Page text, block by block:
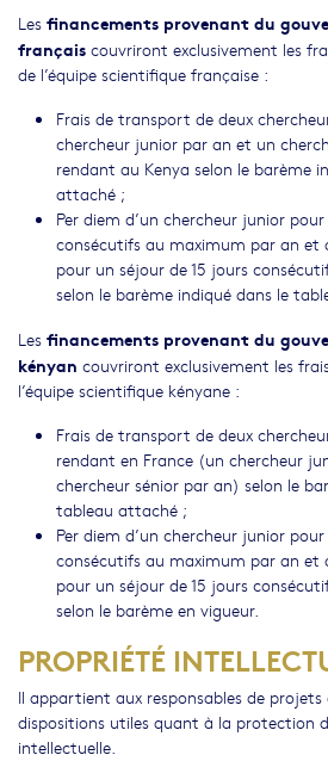
Les financements provenant du
français couvriront exclusivement les
de l’équipe scientifique française :
Frais de transport de deux
chercheur junior par an et un
rendant au Kenya selon le barème
attaché ;
Per diem d’un chercheur junior
consécutifs au maximum par an et
pour un séjour de 15 jours
selon le barème indiqué dans le
Les financements provenant du
kényan couvriront exclusivement les
l’équipe scientifique kényane :
Frais de transport de deux
rendant en France (un chercheur
chercheur sénior par an) selon le
tableau attaché ;
Per diem d’un chercheur junior
consécutifs au maximum par an et
pour un séjour de 15 jours
selon le barème en vigueur.
PROPRIÉTÉ
Il appartient aux responsables de
dispositions utiles quant à la protection
intellectuelle.